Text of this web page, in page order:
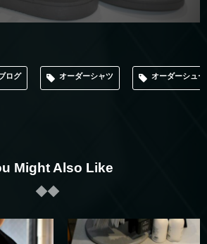
ログ オーダーシャツ オーダーシュー
Might Also Like